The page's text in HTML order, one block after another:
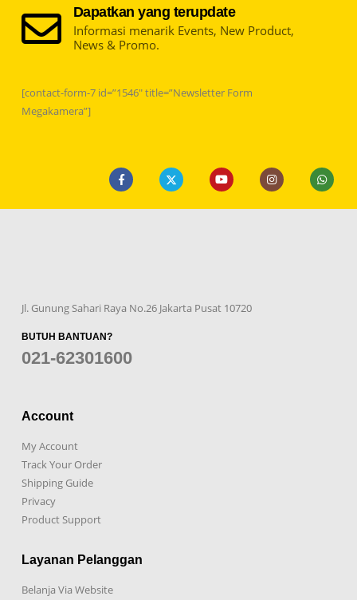
Dapatkan yang terupdate
Informasi menarik Events, New Product,
News & Promo.
[contact-form-7 id=”1546″ title=”Newsletter Form
Megakamera”]
Jl. Gunung Sahari Raya No.26 Jakarta Pusat 10720
BUTUH BANTUAN?
021-62301600
Account
My Account
Track Your Order
Shipping Guide
Privacy
Product Support
Layanan Pelanggan
Belanja Via Website